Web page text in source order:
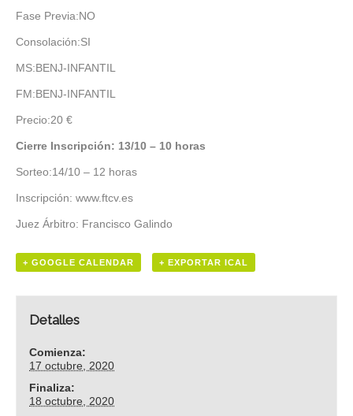
Fase Previa:NO
Consolación:SI
MS:BENJ-INFANTIL
FM:BENJ-INFANTIL
Precio:20 €
Cierre Inscripción: 13/10 – 10 horas
Sorteo:14/10 – 12 horas
Inscripción: www.ftcv.es
Juez Árbitro: Francisco Galindo
+ GOOGLE CALENDAR + EXPORTAR ICAL
Detalles
Comienza:
17 octubre, 2020
Finaliza:
18 octubre, 2020